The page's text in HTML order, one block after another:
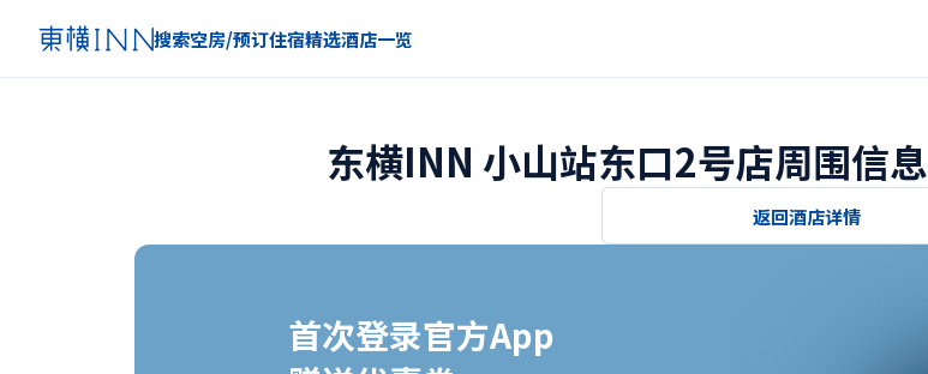
搜索空房/预订住宿精选酒店一览
东横INN 小山站东口2号店周围信息
返回酒店详情
首次登录官方App